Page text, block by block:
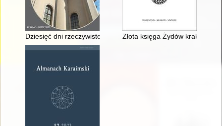
Dziesięć dni rzeczywistego panowania : król Stanisław
Złota księga Żydów